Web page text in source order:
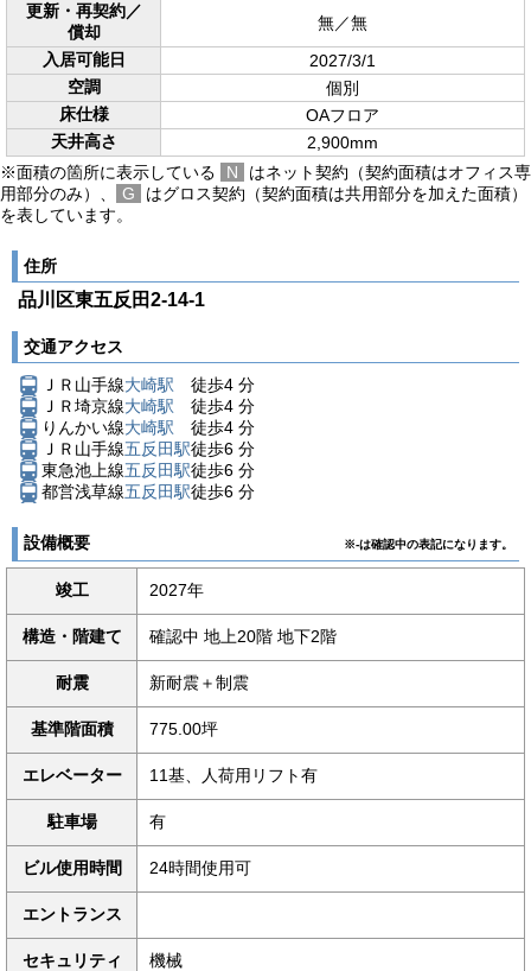
更新・再契約／
償却
無／無
入居可能日
2027/3/1
空調
個別
床仕様
OAフロア
天井高さ
2,900mm
※面積の箇所に表示している
N
はネット契約（契約面積はオフィス専
用部分のみ）、
G
はグロス契約（契約面積は共用部分を加えた面積）
を表しています。
住所
品川区東五反田2-14-1
交通アクセス
ＪＲ山手線大崎駅 徒歩4 分
ＪＲ埼京線大崎駅 徒歩4 分
りんかい線大崎駅 徒歩4 分
ＪＲ山手線五反田駅徒歩6 分
東急池上線五反田駅徒歩6 分
都営浅草線五反田駅徒歩6 分
設備概要 ※-は確認中の表記になります。
竣工 2027年
構造・階建て 確認中 地上20階 地下2階
耐震 新耐震＋制震
基準階面積 775.00坪
エレベーター 11基、人荷用リフト有
駐車場 有
ビル使用時間 24時間使用可
エントランス
セキュリティ 機械